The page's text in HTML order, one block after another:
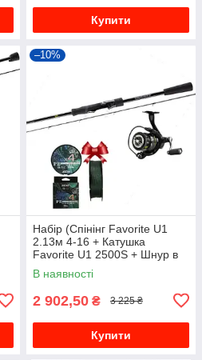
Купити
–10%
Набір (Спінінг Favorite U1
2.13м 4-16 + Катушка
Favorite U1 2500S + Шнур в
подарок)
В наявності
2 902,50 ₴ 3 225 ₴
Купити